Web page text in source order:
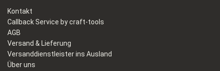
Kontakt
Callback Service by craft-tools
AGB
Versand & Lieferung
Versanddienstleister ins Ausland
Über uns